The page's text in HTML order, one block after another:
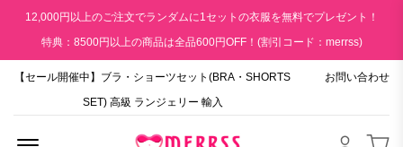
12,000円以上のご注文でランダムに1セットの衣服を無料でプレゼント！
特典：8500円以上の商品は全品600円OFF！(割引コード：merrss)
【セール開催中】ブラ・ショーツセット(BRA・SHORTS
SET) 高級 ランジェリー 輸入
お問い合わせ